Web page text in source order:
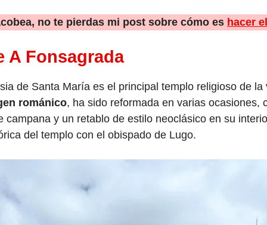
no te pierdas mi post sobre cómo es hacer
A Fonsagrada
de Santa María es el principal templo religioso de
románico, ha sido reformada en varias ocasiones,
y un retablo de estilo neoclásico en su
del templo con el obispado de Lugo.